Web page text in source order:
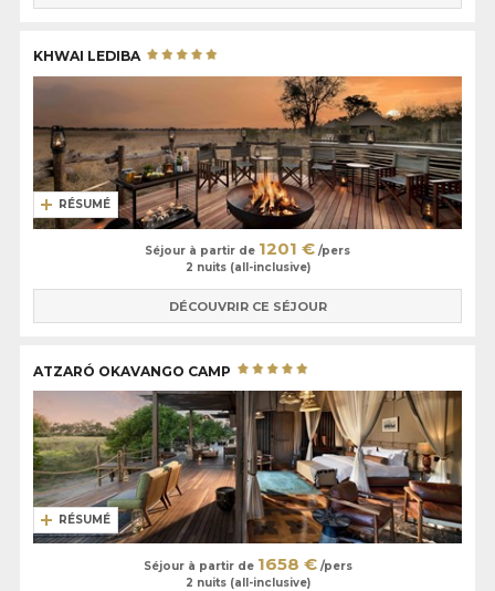
KHWAI LEDIBA
RÉSUMÉ
Séjour à partir de 1201 € /pers
2 nuits (all-inclusive)
DÉCOUVRIR CE SÉJOUR
ATZARÓ OKAVANGO CAMP
RÉSUMÉ
Séjour à partir de 1658 €/pers
2 nuits (all-inclusive)